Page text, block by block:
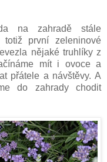
na zahradě stále
první zeleninové
nějaké truhlíky z
mít i ovoce a
přátele a návštěvy. A
do zahrady chodit